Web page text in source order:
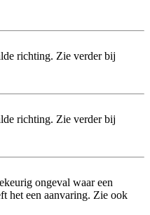
richting. Zie verder bij
richting. Zie verder bij
ongeval waar een
het een aanvaring. Zie ook